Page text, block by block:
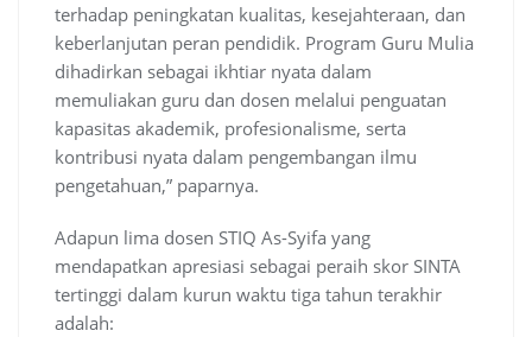
terhadap peningkatan kualitas, kesejahteraan, dan
keberlanjutan peran pendidik. Program Guru Mulia
dihadirkan sebagai ikhtiar nyata dalam
memuliakan guru dan dosen melalui penguatan
kapasitas akademik, profesionalisme, serta
kontribusi nyata dalam pengembangan ilmu
pengetahuan,” paparnya.
Adapun lima dosen STIQ As-Syifa yang
mendapatkan apresiasi sebagai peraih skor SINTA
tertinggi dalam kurun waktu tiga tahun terakhir
adalah: